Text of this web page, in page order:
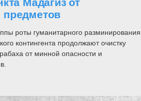
Мадагиз от
роты гуманитарного разминирования
контингента продолжают очистку
от минной опасности и